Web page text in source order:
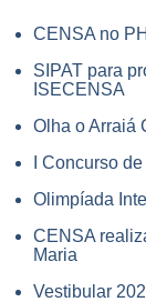
CENSA no
SIPAT para
ISECENSA
Olha o Arraiá
I Concurso
Olimpíada
CENSA
Maria
Vestibular